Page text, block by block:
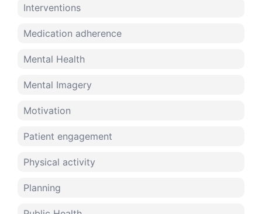
Interventions
Medication adherence
Mental Health
Mental Imagery
Motivation
Patient engagement
Physical activity
Planning